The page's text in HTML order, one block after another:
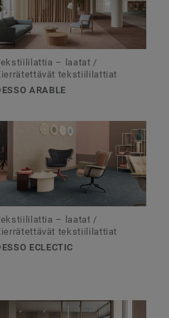
– laatat /
tekstiililattiat
ARABLE
– laatat /
tekstiililattiat
ECLECTIC